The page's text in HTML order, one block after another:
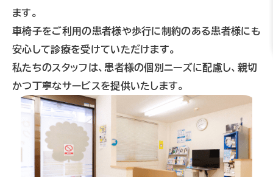
ます。
車椅子をご利用の患者様や歩行に制約のある患者様にも
安心して診療を受けていただけます。
私たちのスタッフは、患者様の個別ニーズに配慮し、親切
かつ丁寧なサービスを提供いたします。